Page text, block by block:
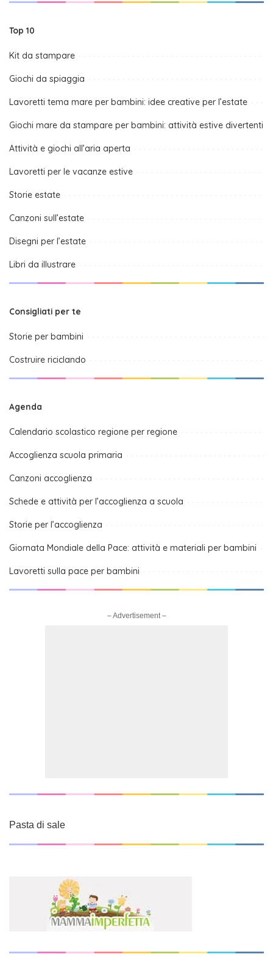
Top 10
Kit da stampare
Giochi da spiaggia
Lavoretti tema mare per bambini: idee creative per l’estate
Giochi mare da stampare per bambini: attività estive divertenti
Attività e giochi all’aria aperta
Lavoretti per le vacanze estive
Storie estate
Canzoni sull’estate
Disegni per l’estate
Libri da illustrare
Consigliati per te
Storie per bambini
Costruire riciclando
Agenda
Calendario scolastico regione per regione
Accoglienza scuola primaria
Canzoni accoglienza
Schede e attività per l’accoglienza a scuola
Storie per l’accoglienza
Giornata Mondiale della Pace: attività e materiali per bambini
Lavoretti sulla pace per bambini
– Advertisement –
Pasta di sale